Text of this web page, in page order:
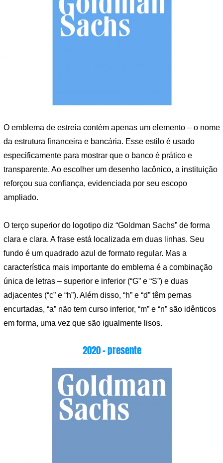
O emblema de estreia contém apenas um elemento – o nome
da estrutura financeira e bancária. Esse estilo é usado
especificamente para mostrar que o banco é prático e
transparente. Ao escolher um desenho lacônico, a instituição
reforçou sua confiança, evidenciada por seu escopo
ampliado.
O terço superior do logotipo diz “Goldman Sachs” de forma
clara e clara. A frase está localizada em duas linhas. Seu
fundo é um quadrado azul de formato regular. Mas a
característica mais importante do emblema é a combinação
única de letras – superior e inferior (“G” e “S”) e duas
adjacentes (“c” e “h”). Além disso, “h” e “d” têm pernas
encurtadas, “a” não tem curso inferior, “m” e “n” são idênticos
em forma, uma vez que são igualmente lisos.
2020 – presente